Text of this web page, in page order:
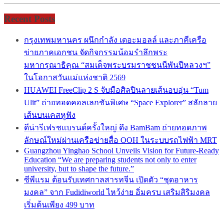
Recent Posts
กรุงเทพมหานคร ผนึกกำลัง เดอะมอลล์ และภาคีเครือ
ข่ายภาคเอกชน จัดกิจกรรมน้อมรำลึกพระ
มหากรุณาธิคุณ “สมเด็จพระบรมราชชนนีพันปีหลวงฯ”
ในโอกาสวันแม่แห่งชาติ 2569
HUAWEI FreeClip 2 S จับมือศิลปินลายเส้นอบอุ่น “Tum
Ulit” ถ่ายทอดคอลเลกชันพิเศษ “Space Explorer” สลักลาย
เส้นบนเคสหูฟัง
ดีน่ารีเฟรชแบรนด์ครั้งใหญ่ ดึง BamBam ถ่ายทอดภาพ
ลักษณ์ใหม่ผ่านเครือข่ายสื่อ OOH ในระบบรถไฟฟ้า MRT
Guangzhou Yinghao School Unveils Vision for Future-Ready
Education “We are preparing students not only to enter
university, but to shape the future.”
ซีพีแรม ต้อนรับเทศกาลสารทจีน เปิดตัว “ชุดอาหาร
มงคล” จาก Fudidiworld ไหว้ง่าย อิ่มครบ เสริมสิริมงคล
เริ่มต้นเพียง 499 บาท